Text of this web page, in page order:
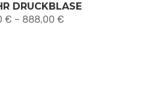
DRUCKBLASE
€ – 888,00 €Preisspanne: